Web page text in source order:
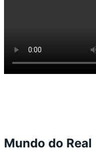
Mundo do Real